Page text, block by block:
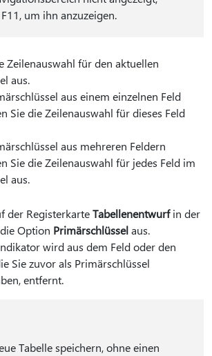
um ihn anzuzeigen.
Zeilenauswahl für den aktuellen
aus.
aus einem einzelnen Feld
Sie die Zeilenauswahl für dieses Feld
aus mehreren Feldern
Sie die Zeilenauswahl für jedes Feld im
aus.
der RegisterkarteTabellenentwurfin der
die Option Primärschlüsselaus.
wird aus dem Feld oder den
Sie zuvor als Primärschlüssel
entfernt.
Tabelle speichern, ohne einen